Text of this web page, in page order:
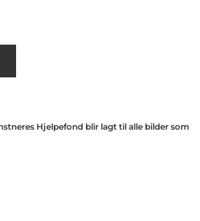
Hjelpefond blir lagt til alle bilder som